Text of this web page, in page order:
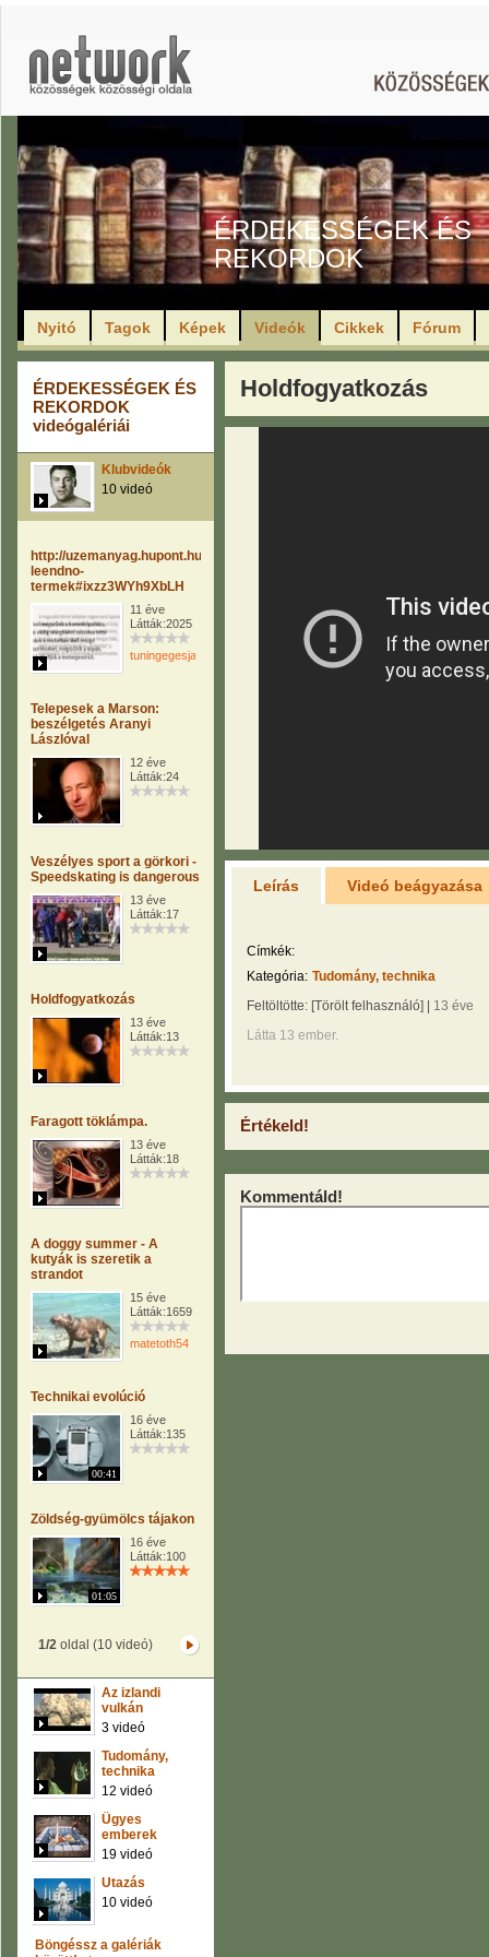
ÉRDEKESSÉGEK ÉS
REKORDOK
Nyitó Tagok Képek Videók Cikkek Fórum
ÉRDEKESSÉGEK ÉS
REKORDOK
videógalériái
Klubvideók
10 videó
http://uzemanyag.hupont.hu/8/uj-
leendno-
termek#ixzz3WYh9XbLH
11 éve
Látták:2025
tuningegesjavito
Telepesek a Marson:
beszélgetés Aranyi
Lászlóval
12 éve
Látták:24
Veszélyes sport a görkori -
Speedskating is dangerous
13 éve
Látták:17
Holdfogyatkozás
13 éve
Látták:13
Faragott töklámpa.
13 éve
Látták:18
A doggy summer - A
kutyák is szeretik a
strandot
15 éve
Látták:1659
matetoth54
Technikai evolúció
00:41
16 éve
Látták:135
Zöldség-gyümölcs tájakon
01:05
16 éve
Látták:100
1/2oldal (10 videó)
Az izlandi
vulkán
3 videó
Tudomány,
technika
12 videó
Ügyes
emberek
19 videó
Utazás
10 videó
Böngéssz a galériák
Holdfogyatkozás
Leírás Videó beágyazása
Címkék:
Kategória: Tudomány, technika
Feltöltötte: [Törölt felhasználó]
13 éve
Látta 13 ember.
Értékeld!
Kommentáld!